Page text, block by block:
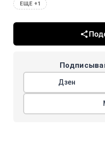
ЕЩЕ +1
Дзен